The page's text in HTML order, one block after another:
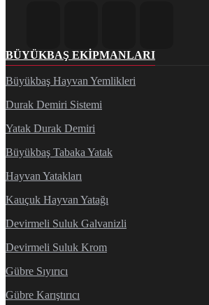
BÜYÜKBAŞ EKIPMANLARI
Büyükbaş Hayvan Yemlikleri
Durak Demiri Sistemi
Yatak Durak Demiri
Büyükbaş Tabaka Yatak
Hayvan Yatakları
Kauçuk Hayvan Yatağı
Devirmeli Suluk Galvanizli
Devirmeli Suluk Krom
Gübre Sıyırıcı
Gübre Karıştırıcı